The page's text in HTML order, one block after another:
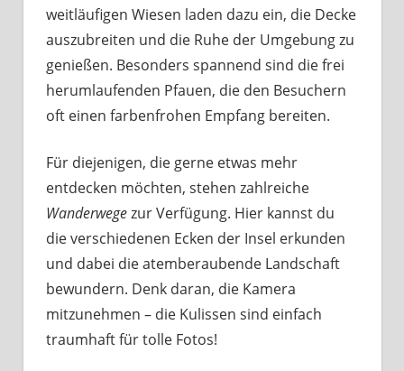
weitläufigen Wiesen laden dazu ein, die Decke
auszubreiten und die Ruhe der Umgebung zu
genießen. Besonders spannend sind die frei
herumlaufenden Pfauen, die den Besuchern
oft einen farbenfrohen Empfang bereiten.
Für diejenigen, die gerne etwas mehr
entdecken möchten, stehen zahlreiche
Wanderwegezur Verfügung. Hier kannst du
die verschiedenen Ecken der Insel erkunden
und dabei die atemberaubende Landschaft
bewundern. Denk daran, die Kamera
mitzunehmen – die Kulissen sind einfach
traumhaft für tolle Fotos!